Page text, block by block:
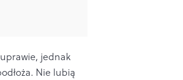
jednak
Nie lubią